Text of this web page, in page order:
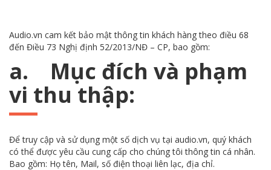
Audio.vn cam kết bảo mật thông tin khách hàng theo điều 68
đến Điều 73 Nghị định 52/2013/NĐ – CP, bao gồm:
a. Mục đích và phạm
vi thu thập:
Để truy cập và sử dụng một số dịch vụ tại audio.vn, quý khách
có thể được yêu cầu cung cấp cho chúng tôi thông tin cá nhân.
Bao gồm: Họ tên, Mail, số điện thoại liên lạc, địa chỉ.